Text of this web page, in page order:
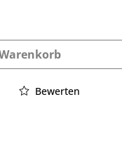
Bewerten